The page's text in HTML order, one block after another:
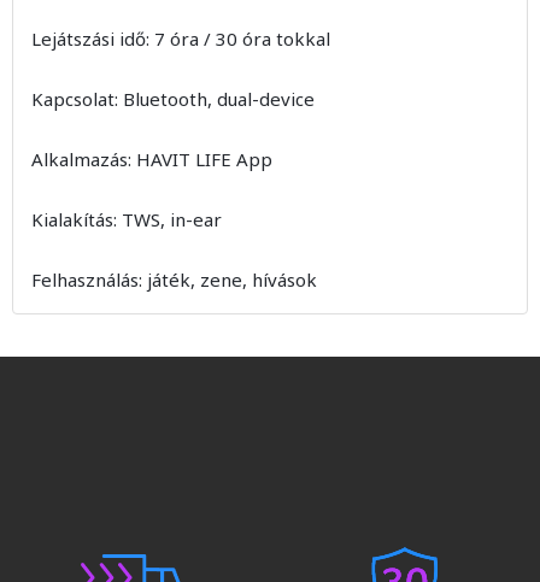
Lejátszási idő: 7 óra / 30 óra tokkal
Kapcsolat: Bluetooth, dual-device
Alkalmazás: HAVIT LIFE App
Kialakítás: TWS, in-ear
Felhasználás: játék, zene, hívások